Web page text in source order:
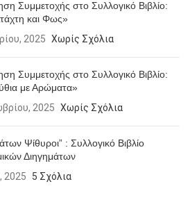
Συμμετοχής στο Συλλογικό Βιβλίο:
και Φως»
2025 Χωρίς Σχόλια
Συμμετοχής στο Συλλογικό Βιβλίο:
με Αρώματα»
2025 Χωρίς Σχόλια
Ψίθυροι” : Συλλογικό Βιβλίο
Διηγημάτων
2025
5 Σχόλια